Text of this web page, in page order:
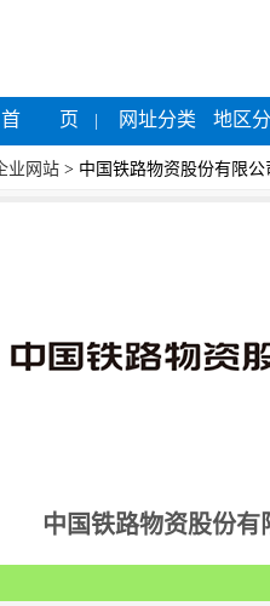
首 页 网址分类 地区
业网站 > 中国铁路物资股份有限公
中国铁路物资股份有